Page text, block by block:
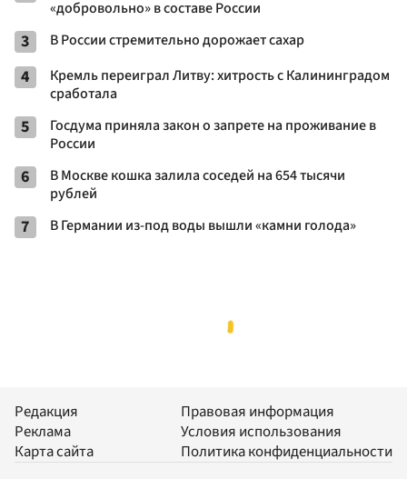
«добровольно» в составе России
3 В России стремительно дорожает сахар
4
Кремль переиграл Литву: хитрость с Калининградом
сработала
5
Госдума приняла закон о запрете на проживание в
России
6
В Москве кошка залила соседей на 654 тысячи
рублей
7 В Германии из-под воды вышли «камни голода»
Редакция
Реклама
Карта сайта
Правовая информация
Условия использования
Политика конфиденциальности